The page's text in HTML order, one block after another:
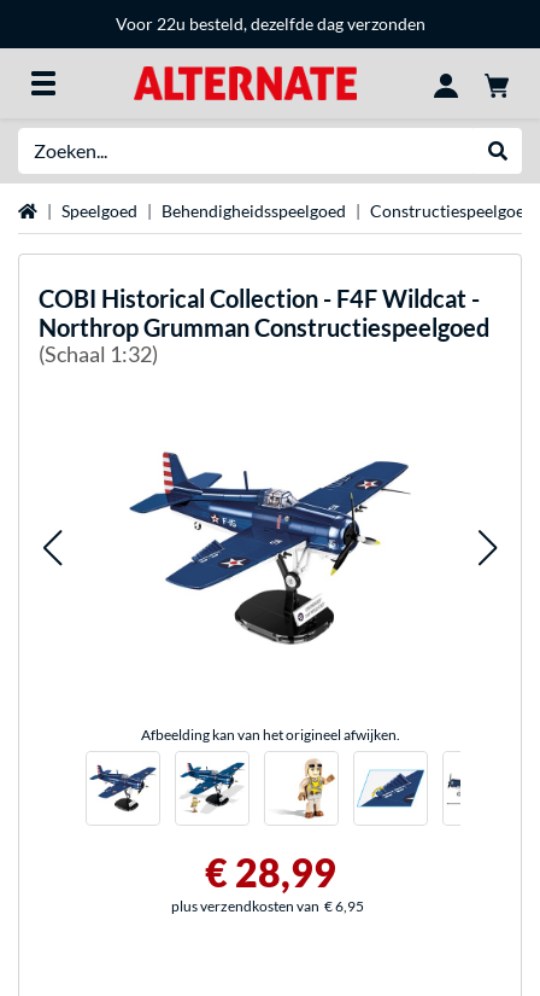
Voor 22u besteld, dezelfde dag verzonden
HomeSpeelgoed Behendigheidsspeelgoed Constructiespeelgoed
COBI Historical Collection - F4F Wildcat -
Northrop Grumman Constructiespeelgoed
(Schaal 1:32)
Afbeelding kan van het origineel afwijken.
€ 28,99
plus verzendkosten van € 6,95